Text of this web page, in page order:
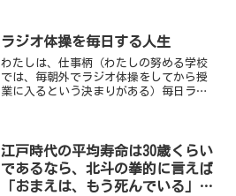
ラジオ体操を毎日する人生
わたしは、仕事柄（わたしの努める学校
では、毎朝外でラジオ体操をしてから授
業に入るという決まりがある）毎日ラジ
江戸時代の平均寿命は30歳くらい
であるなら、北斗の拳的に言えば
「おまえは、もう死んでいる」と